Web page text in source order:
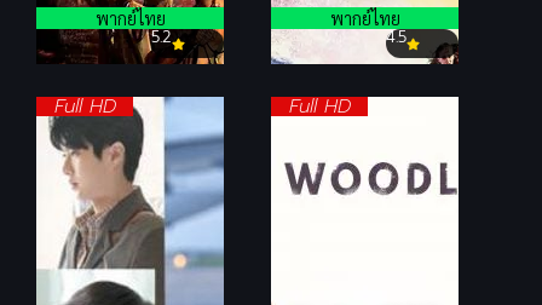
5.2
พากย์ไทย
4.5
พากย์ไทย
Full HD Full HD